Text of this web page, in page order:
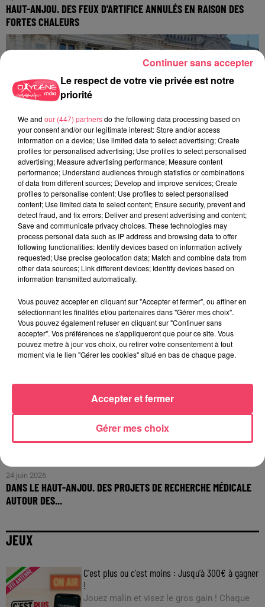
HAUT-ANJOU. DES FEUX D'ARTIFICE ANNULÉS EN RAISON DES
FORTES CHALEURS
30 juin 2026
HAUT-ANJOU. CETTE VILLE FAIT UN DON DE 11 000 € POUR AIDER
À...
24 juin 2026
DANS LE HAUT-ANJOU. DES PROJETS DE RECHERCHE MÉDICALE
AUTOUR DES...
JEUX
C'est plus ou c'est moins : Jusqu'à 300€ à gagner
!
Jouez malin et visez le gros gain ! Chaque
Le respect de votre vie privée est notre
priorité
We and our (447) partnersdo the following data processing based on
your consent and/or our legitimate interest: Store and/or access
information on a device; Use limited data to select advertising; Create
profiles for personalised advertising; Use profiles to select personalised
advertising; Measure advertising performance; Measure content
performance; Understand audiences through statistics or combinations
of data from different sources; Develop and improve services; Create
profiles to personalise content; Use profiles to select personalised
content; Use limited data to select content; Ensure security, prevent and
detect fraud, and fix errors; Deliver and present advertising and content;
Save and communicate privacy choices. These technologies may
process personal data such as IP address and browsing data to offer
following functionalities: Identify devices based on information actively
requested; Use precise geolocation data; Match and combine data from
other data sources; Link different devices; Identify devices based on
information transmitted automatically.
Vous pouvez accepter en cliquant sur "Accepter et fermer", ou affiner en
sélectionnant les finalités et/ou partenaires dans "Gérer mes choix".
Vous pouvez également refuser en cliquant sur "Continuer sans
accepter". Vos préférences ne s'appliqueront que pour ce site. Vous
pouvez mettre à jour vos choix, ou retirer votre consentement à tout
moment via le lien "Gérer les cookies" situé en bas de chaque page.
Gérer mes choix
Accepter et fermer
Continuer sans accepter